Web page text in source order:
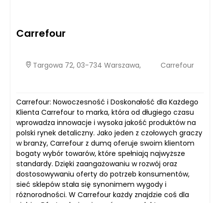
Carrefour
Targowa 72, 03-734 Warszawa, Carrefour
Carrefour: Nowoczesność i Doskonałość dla Każdego
Klienta Carrefour to marka, która od długiego czasu
wprowadza innowacje i wysoka jakość produktów na
polski rynek detaliczny. Jako jeden z czołowych graczy
w branży, Carrefour z dumą oferuje swoim klientom
bogaty wybór towarów, które spełniają najwyższe
standardy. Dzięki zaangażowaniu w rozwój oraz
dostosowywaniu oferty do potrzeb konsumentów,
sieć sklepów stała się synonimem wygody i
różnorodności. W Carrefour każdy znajdzie coś dla